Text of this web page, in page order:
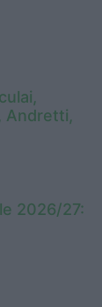
Andretti,
2026/27: